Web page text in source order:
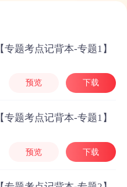
题考点记背本-专题1】
预览 下载
题考点记背本-专题1】
预览 下载